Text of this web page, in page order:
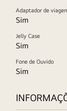
Adaptador de
Sim
Jelly Case
Sim
Fone de Ouvido
Sim